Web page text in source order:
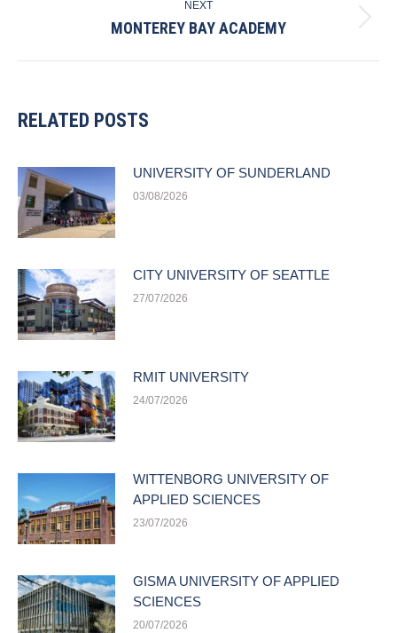
NEXT
Next
MONTEREY BAY ACADEMY
RELATED POSTS
UNIVERSITY OF SUNDERLAND
03/08/2026
CITY UNIVERSITY OF SEATTLE
27/07/2026
RMIT UNIVERSITY
24/07/2026
WITTENBORG UNIVERSITY OF
APPLIED SCIENCES
23/07/2026
GISMA UNIVERSITY OF APPLIED
SCIENCES
20/07/2026